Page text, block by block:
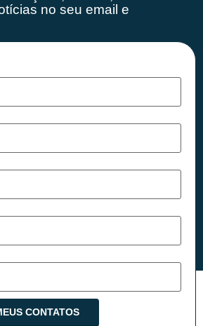
no seu email e